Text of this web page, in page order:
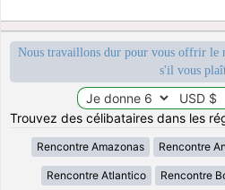
Nous travaillons dur pour vous offrir le
s'il vous
Trouvez des célibataires dans les
Rencontre Amazonas Rencontre
Rencontre Atlantico Rencontre